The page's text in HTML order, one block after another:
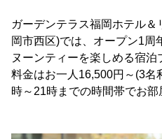
ガーデンテラス福岡ホテル
岡市西区)では、オープン1周
ヌーンティーを楽しめる宿泊
料金はお一人16,500円～(3名
時～21時までの時間帯でお部